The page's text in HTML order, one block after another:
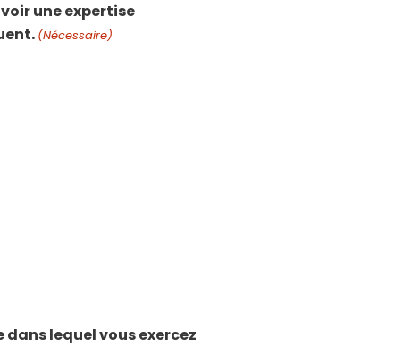
une expertise
(Nécessaire)
lequel vous exercez